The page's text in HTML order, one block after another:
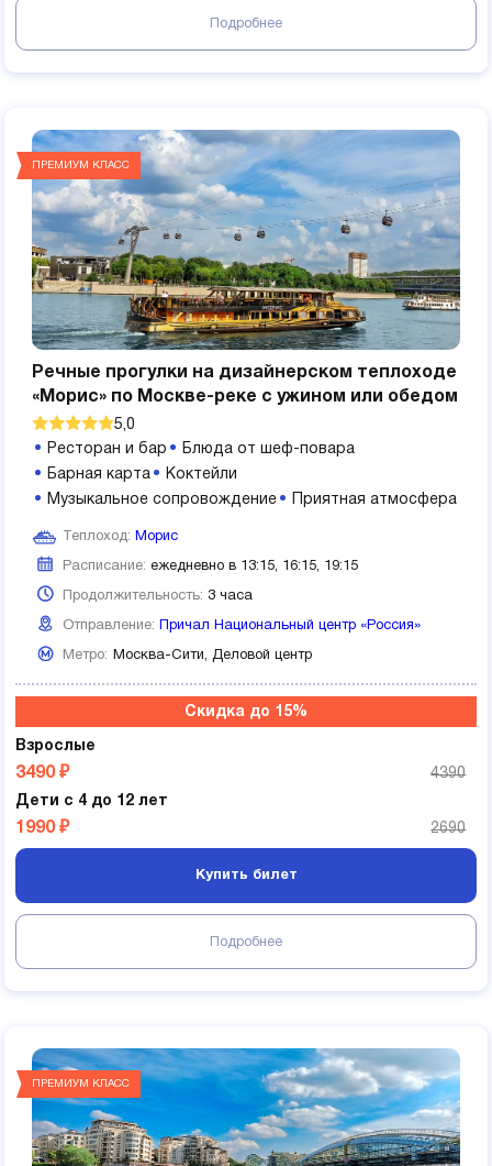
Подробнее
ПРЕМИУМ КЛАСС
Речные прогулки на дизайнерском теплоходе
«Морис» по Москве-реке с ужином или обедом
5,0
Ресторан и бар
Блюда от шеф-повара
Барная карта
Коктейли
Музыкальное сопровождение
Приятная атмосфера
Теплоход: Морис
Расписание: ежедневно в 13:15, 16:15, 19:15
Продолжительность: 3 часа
Отправление: Причал Национальный центр «Россия»
Метро: Москва-Сити, Деловой центр
Скидка до 15%
Взрослые
4390
3490 ₽
Дети с 4 до 12 лет
2690
1990 ₽
Купить билет
Подробнее
ПРЕМИУМ КЛАСС